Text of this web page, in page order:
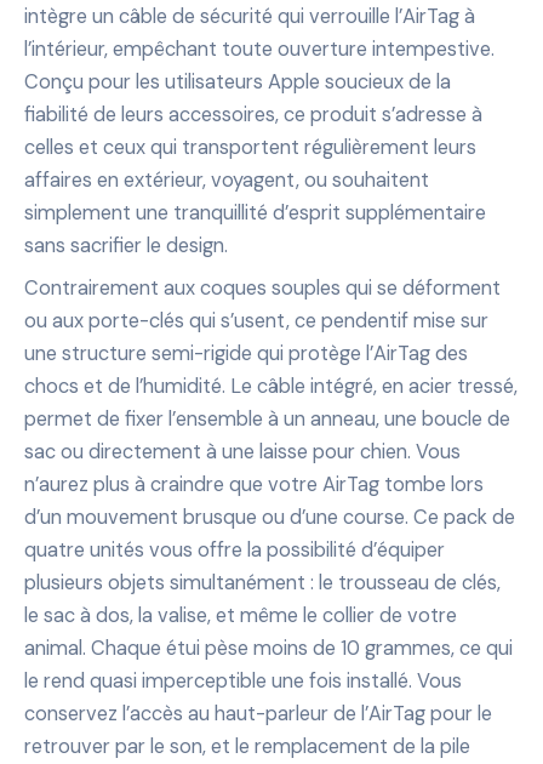
intègre un câble de sécurité qui verrouille l’AirTag à
l’intérieur, empêchant toute ouverture intempestive.
Conçu pour les utilisateurs Apple soucieux de la
fiabilité de leurs accessoires, ce produit s’adresse à
celles et ceux qui transportent régulièrement leurs
affaires en extérieur, voyagent, ou souhaitent
simplement une tranquillité d’esprit supplémentaire
sans sacrifier le design.
Contrairement aux coques souples qui se déforment
ou aux porte-clés qui s’usent, ce pendentif mise sur
une structure semi-rigide qui protège l’AirTag des
chocs et de l’humidité. Le câble intégré, en acier tressé,
permet de fixer l’ensemble à un anneau, une boucle de
sac ou directement à une laisse pour chien. Vous
n’aurez plus à craindre que votre AirTag tombe lors
d’un mouvement brusque ou d’une course. Ce pack de
quatre unités vous offre la possibilité d’équiper
plusieurs objets simultanément : le trousseau de clés,
le sac à dos, la valise, et même le collier de votre
animal. Chaque étui pèse moins de 10 grammes, ce qui
le rend quasi imperceptible une fois installé. Vous
conservez l’accès au haut-parleur de l’AirTag pour le
retrouver par le son, et le remplacement de la pile